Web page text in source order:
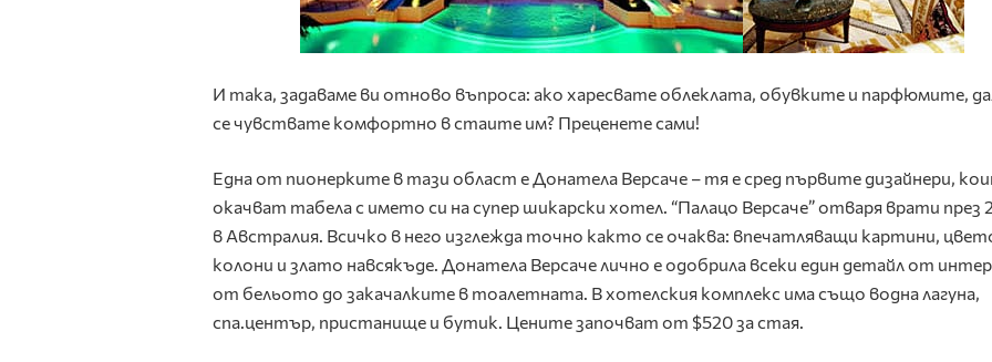
И така, задаваме ви отново въпроса: ако харесвате облеклата, обувките и парфюмите,
се чувствате комфортно в стаите им? Преценете сами!
Една от пионерките в тази област е Донатела Версаче – тя е сред първите дизайнери,
окачват табела с името си на супер шикарски хотел. “Палацо Версаче” отваря врати през
в Австралия. Всичко в него изглежда точно както се очаква: впечатляващи картини,
колони и злато навсякъде. Донатела Версаче лично е одобрила всеки един детайл от
от бельото до закачалките в тоалетната. В хотелския комплекс има също водна лагуна,
спа.център, пристанище и бутик. Цените започват от $520 за стая.